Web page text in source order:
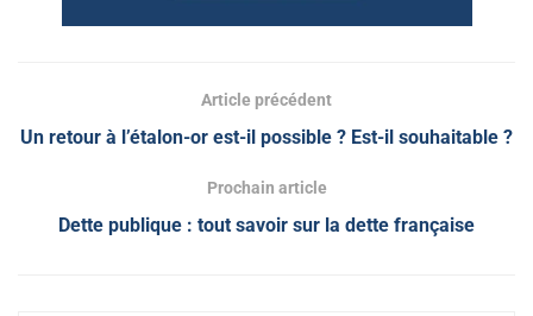
Article précédent
Un retour à l’étalon-or est-il possible ? Est-il souhaitable ?
Prochain article
Dette publique : tout savoir sur la dette française